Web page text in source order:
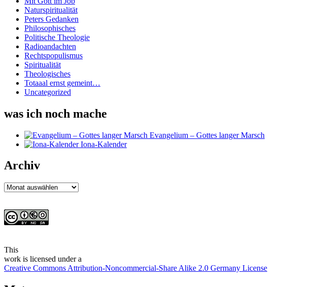
Naturspiritualität
Peters Gedanken
Philosophisches
Politische Theologie
Radioandachten
Rechtspopulismus
Spiritualität
Theologisches
Totaaal ernst gemeint…
Uncategorized
was ich noch mache
Evangelium – Gottes langer Marsch
Iona-Kalender
Archiv
Archiv
This
work is licensed under a
Creative Commons Attribution-Noncommercial-Share Alike 2.0 Germany License